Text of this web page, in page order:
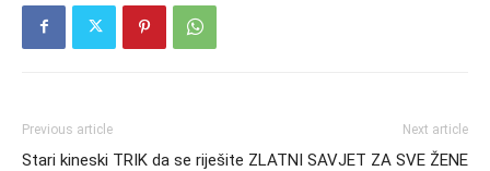
Previous article
Stari kineski TRIK da se riješite
Next article
ZLATNI SAVJET ZA SVE ŽENE